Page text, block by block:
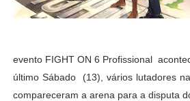
evento FIGHT ON 6 Profissional
último Sábado (13), vários lutadores
compareceram a arena para a disputa